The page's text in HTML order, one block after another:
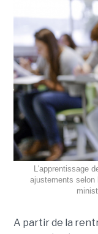
L'apprentissage
ajustements selon
A partir de la